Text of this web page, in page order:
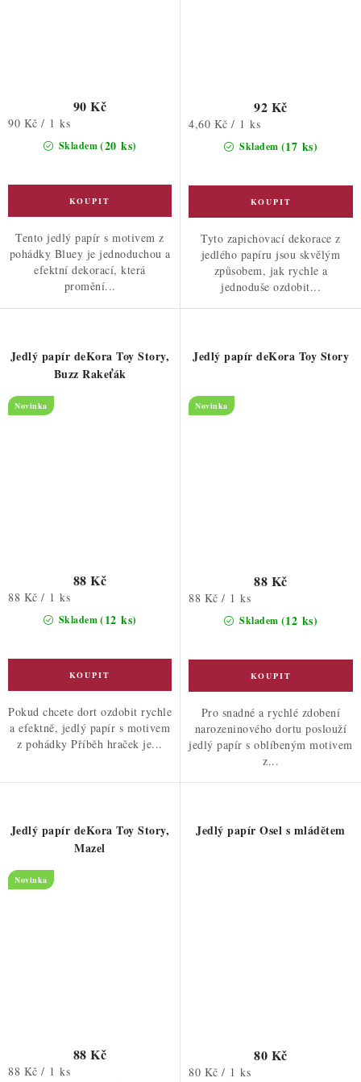
Skladem(20 ks)
90 Kč
Měrná
90 Kč / 1 ks
Tento jedlý papír s motivem z
pohádky Bluey je jednoduchou a
efektní dekorací, která
promění...
Skladem (17 ks)
92 Kč
Měrná
4,60 Kč / 1 ks
Tyto zapichovací dekorace z
jedlého papíru jsou skvělým
způsobem, jak rychle a
jednoduše ozdobit...
Jedlý papír deKora Toy Story,
Buzz Rakeťák
Novinka
Skladem(12 ks)
88 Kč
Měrná
88 Kč / 1 ks
Pokud chcete dort ozdobit rychle
a efektně, jedlý papír s motivem
z pohádky Příběh hraček je...
Jedlý papír deKora Toy Story
Novinka
Skladem (12 ks)
88 Kč
Měrná
88 Kč / 1 ks
Pro snadné a rychlé zdobení
narozeninového dortu poslouží
jedlý papír s oblíbeným motivem
z...
Jedlý papír deKora Toy Story,
Mazel
Novinka
88 Kč
Měrná
88 Kč / 1 ks
Jedlý papír Osel s mládětem
80 Kč
Měrná
80 Kč / 1 ks